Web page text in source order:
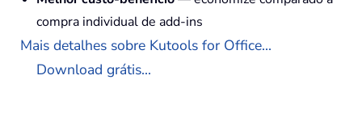
compra individual de add-ins
Mais detalhes sobre Kutools for Office...
Download grátis...